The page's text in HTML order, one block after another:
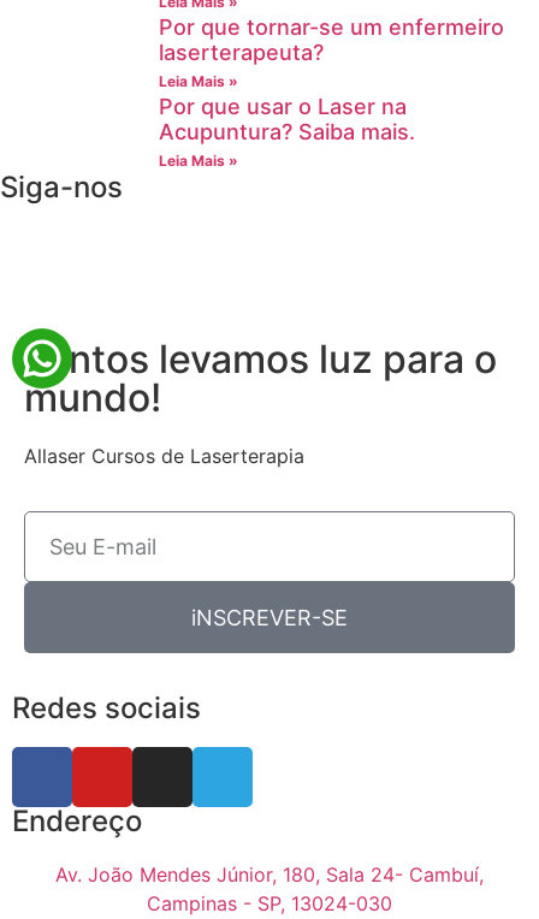
Por que tornar-se um enfermeiro
laserterapeuta?
Leia Mais »
Por que usar o Laser na
Acupuntura? Saiba mais.
Leia Mais »
Siga-nos
Juntos levamos luz para o
mundo!
Allaser Cursos de Laserterapia
iNSCREVER-SE
Redes sociais
Endereço
Av. João Mendes Júnior, 180, Sala 24- Cambuí,
Campinas - SP, 13024-030